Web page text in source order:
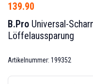
139.90
B.Pro Universal-
Löffelaussparung
Artikelnummer: 199352